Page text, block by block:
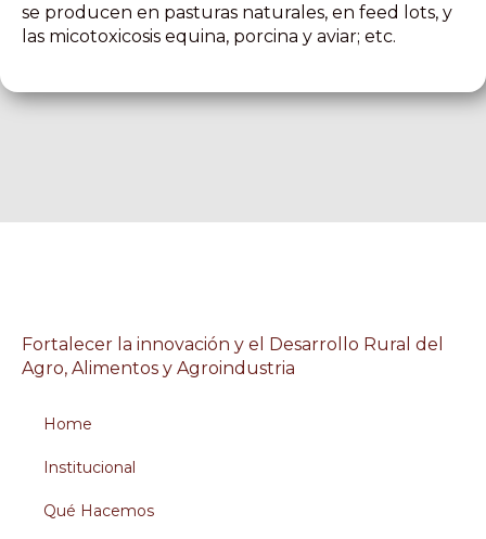
se producen en pasturas naturales, en feed lots, y
las micotoxicosis equina, porcina y aviar; etc.
Fortalecer la innovación y el Desarrollo Rural del
Agro, Alimentos y Agroindustria
Home
Institucional
Qué Hacemos